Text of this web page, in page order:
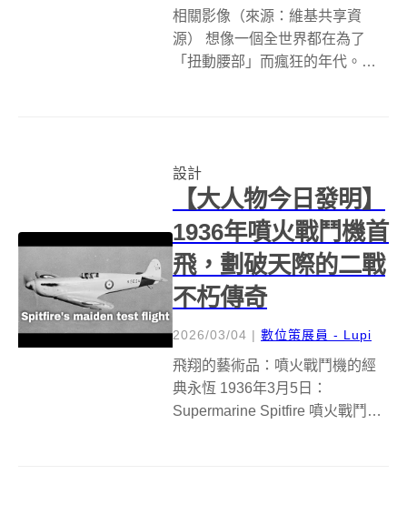
相關影像（來源：維基共享資
源） 想像一個全世界都在為了
「扭動腰部」而瘋狂的年代。
議的圓圈，正是改變了近代大眾
娛樂與工業設計...
設計
【大人物今日發明】
1936年噴火戰鬥機首
飛，劃破天際的二戰
不朽傳奇
2026/03/04 | 數位策展員 - Lupi
飛翔的藝術品：噴火戰鬥機的經
典永恆 1936年3月5日：
Supermarine Spitfire 噴火戰鬥機